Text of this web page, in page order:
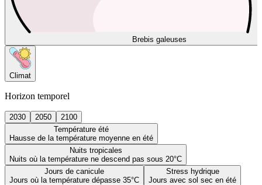
Brebis galeuses
Climat
Horizon temporel
2030 2050
2100
Température été
Hausse de la température moyenne en été
Nuits tropicales
Nuits où la température ne descend pas sous 20°C
Jours de canicule
Jours où la température dépasse 35°C
Stress hydrique
Jours avec sol sec en été